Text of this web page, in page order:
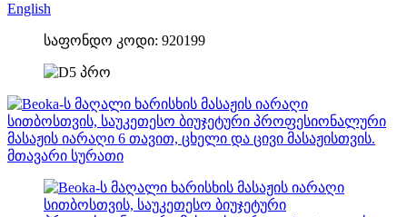
English
საფონდო კოდი: 920199